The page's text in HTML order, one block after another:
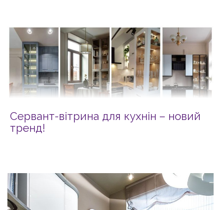
Сервант-вітрина для кухнін – новий
тренд!